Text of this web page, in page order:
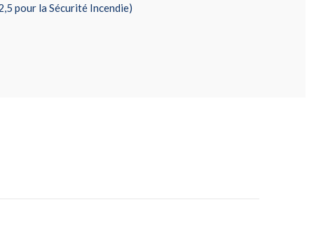
pour la Sécurité Incendie)